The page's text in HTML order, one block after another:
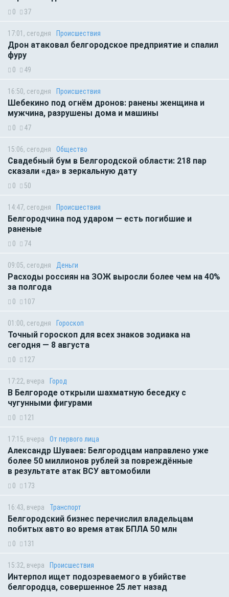
0 37
17:01, сегодня Происшествия
Дрон атаковал белгородское предприятие и спалил
фуру
0 49
16:50, сегодня Происшествия
Шебекино под огнём дронов: ранены женщина и
мужчина, разрушены дома и машины
0 47
15:06, сегодня Общество
Свадебный бум в Белгородской области: 218 пар
сказали «да» в зеркальную дату
0 50
14:47, сегодня Происшествия
Белгородчина под ударом — есть погибшие и
раненые
0 74
09:05, сегодня Деньги
Расходы россиян на ЗОЖ выросли более чем на 40%
за полгода
0 107
01:00, сегодня Гороскоп
Точный гороскоп для всех знаков зодиака на
сегодня — 8 августа
0 127
17:22, вчера Город
В Белгороде открыли шахматную беседку с
чугунными фигурами
0 121
17:15, вчера От первого лица
Александр Шуваев: Белгородцам направлено уже
более 50 миллионов рублей за повреждённые
в результате атак ВСУ автомобили
0 173
16:43, вчера Транспорт
Белгородский бизнес перечислил владельцам
побитых авто во время атак БПЛА 50 млн
0 131
15:32, вчера Происшествия
Интерпол ищет подозреваемого в убийстве
белгородца, совершенное 25 лет назад